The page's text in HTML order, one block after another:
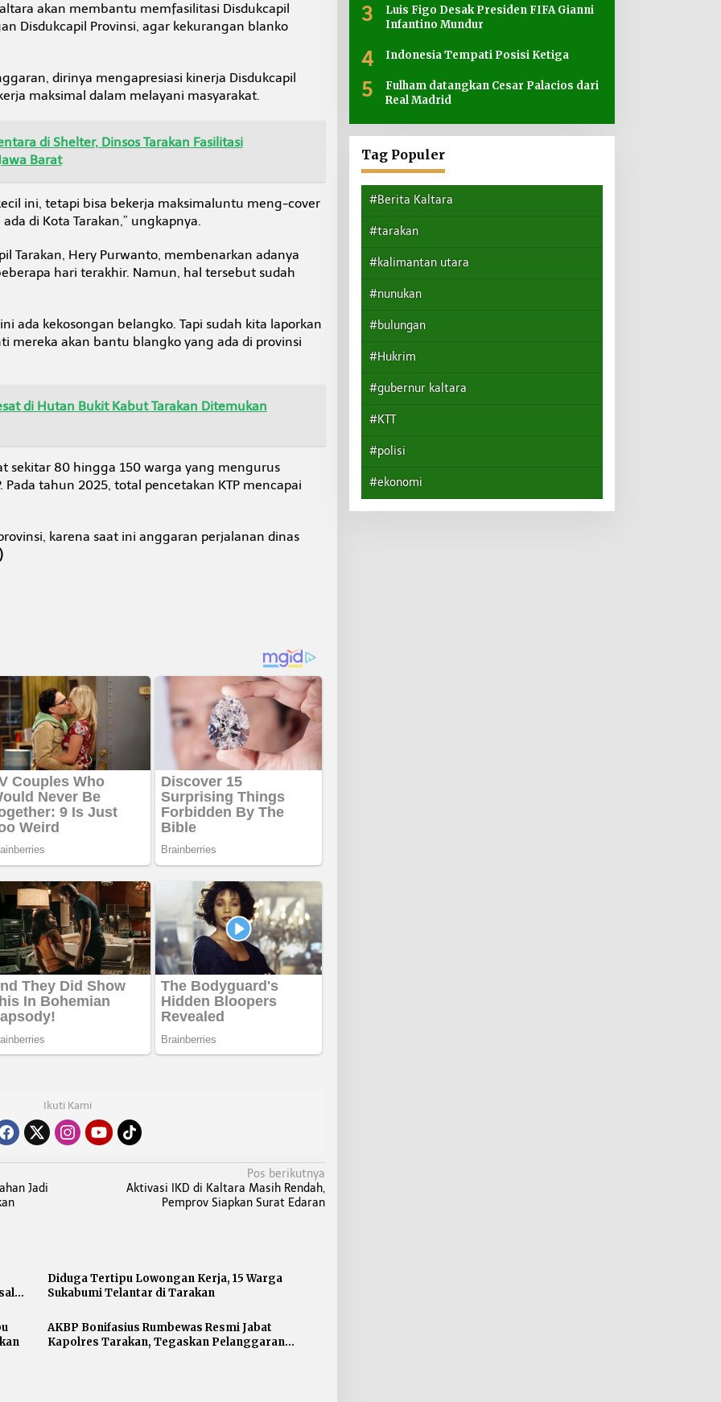
akan membantu memfasilitasi Disdukcapil
Disdukcapil Provinsi, agar kekurangan blanko
dirinya mengapresiasi kinerja Disdukcapil
maksimal dalam melayani masyarakat.
di Shelter, Dinsos Tarakan Fasilitasi
Barat
ini, tetapi bisa bekerja maksimaluntu meng-cover
di Kota Tarakan,” ungkapnya.
Tarakan, Hery Purwanto, membenarkan adanya
hari terakhir. Namun, hal tersebut sudah
ada kekosongan belangko. Tapi sudah kita laporkan
mereka akan bantu blangko yang ada di provinsi
di Hutan Bukit Kabut Tarakan Ditemukan
sekitar 80 hingga 150 warga yang mengurus
Pada tahun 2025, total pencetakan KTP mencapai
karena saat ini anggaran perjalanan dinas
Ikuti Kami
Jadi
Pos berikutnya
Aktivasi IKD di Kaltara Masih Rendah,
Pemprov Siapkan Surat Edaran
Diduga Tertipu Lowongan Kerja, 15 Warga
Sukabumi Telantar di Tarakan
AKBP Bonifasius Rumbewas Resmi Jabat
Kapolres Tarakan, Tegaskan Pelanggaran
3
Luis Figo Desak Presiden FIFA Gianni
Infantino Mundur
4 Indonesia Tempati Posisi Ketiga
5
Fulham datangkan Cesar Palacios dari
Real Madrid
Tag Populer
#Berita Kaltara
#tarakan
#kalimantan utara
#nunukan
#bulungan
#Hukrim
#gubernur kaltara
#KTT
#polisi
#ekonomi